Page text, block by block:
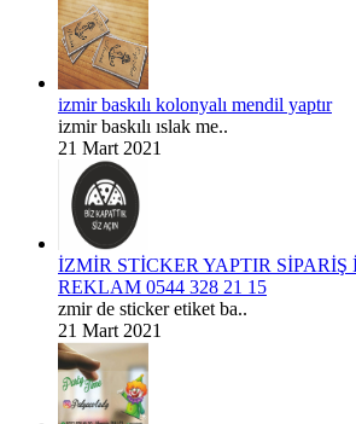
izmir baskılı kolonyalı mendil yaptır
izmir baskılı ıslak me..
21 Mart 2021
İZMİR STİCKER YAPTIR
REKLAM 0544 328 21 15
zmir de sticker etiket ba..
21 Mart 2021